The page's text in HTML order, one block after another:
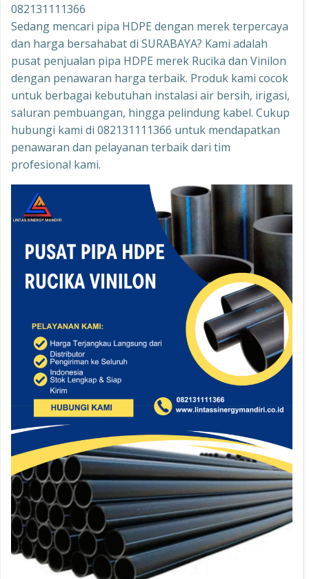
082131111366
Sedang mencari pipa HDPE dengan merek terpercaya
dan harga bersahabat di SURABAYA? Kami adalah
pusat penjualan pipa HDPE merek Rucika dan Vinilon
dengan penawaran harga terbaik. Produk kami cocok
untuk berbagai kebutuhan instalasi air bersih, irigasi,
saluran pembuangan, hingga pelindung kabel. Cukup
hubungi kami di 082131111366 untuk mendapatkan
penawaran dan pelayanan terbaik dari tim
profesional kami.